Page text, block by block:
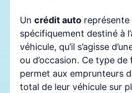
Un crédit auto
spécifiquement destiné à
véhicule, qu’il s’agisse
ou d’occasion. Ce type
permet aux emprunteurs
total de leur véhicule sur